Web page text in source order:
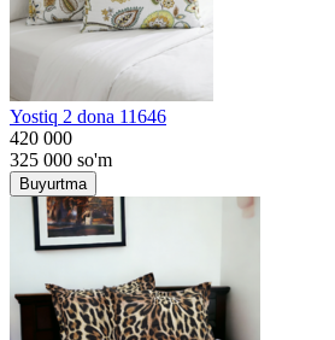
Yostiq 2 dona 11646
420 000
325 000 so'm
Buyurtma